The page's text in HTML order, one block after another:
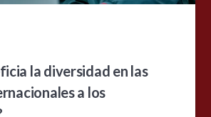
la diversidad en las
a los